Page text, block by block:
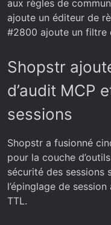
aux règles de
ajoute un éditeur de
#2800 ajoute un filtre
Shopstr
d’audit MCP
sessions
Shopstr a fusionné
pour la couche
sécurité des sessions
l’épinglage de
TTL.